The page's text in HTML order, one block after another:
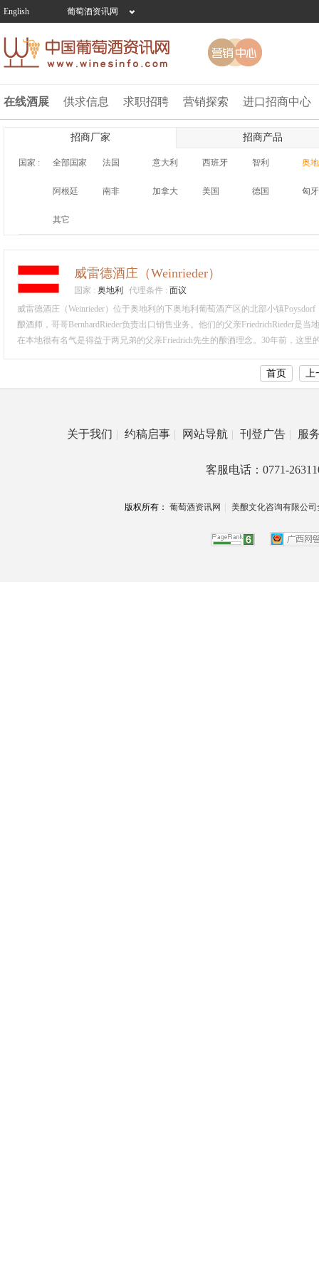
English 葡萄酒资讯网
在线酒展 供求信息 求职招聘 营销探索 进口招商中心
招商厂家 招商产品
国家 : 全部国家 法国 意大利 西班牙 智利 奥
阿根廷 南非 加拿大 美国 德国 匈
其它
威雷德酒庄（Weinrieder）
国家 : 奥地利 代理条件 : 面议
威雷德酒庄（Weinrieder）位于奥地利的下奥地利葡萄酒产区的北部小镇
酿酒师，哥哥BernhardRieder负责出口销售业务。他们的父亲FriedrichRieder是当
在本地很有名气是得益于两兄弟的父亲Friedrich先生的酿酒理念。30年前，这
首页 上
关于我们 | 约稿启事 | 网站导航 | 刊登广告 | 服
客服电话：0771-
版权所有： 葡萄酒资讯网 美酿文化咨询有限公司